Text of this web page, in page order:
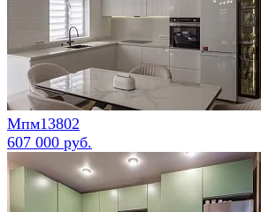
Мпм13802
607 000 руб.